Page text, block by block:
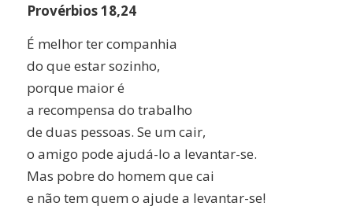
Provérbios 18,24
É melhor ter companhia
do que estar sozinho,
porque maior é
a recompensa do trabalho
de duas pessoas. Se um cair,
o amigo pode ajudá-lo a levantar-se.
Mas pobre do homem que cai
e não tem quem o ajude a levantar-se!